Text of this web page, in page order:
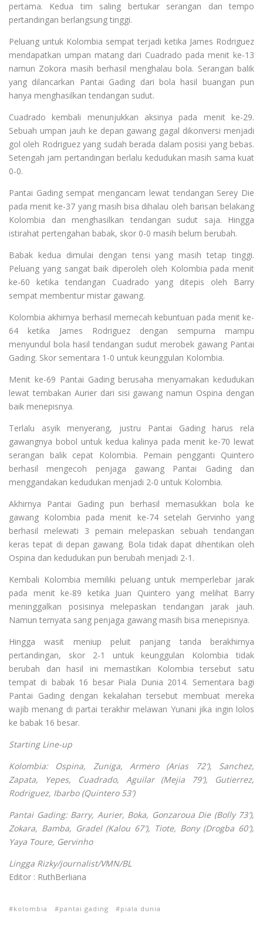
pertama. Kedua tim saling bertukar serangan dan tempo
pertandingan berlangsung tinggi.
Peluang untuk Kolombia sempat terjadi ketika James Rodriguez
mendapatkan umpan matang dari Cuadrado pada menit ke-13
namun Zokora masih berhasil menghalau bola. Serangan balik
yang dilancarkan Pantai Gading dari bola hasil buangan pun
hanya menghasilkan tendangan sudut.
Cuadrado kembali menunjukkan aksinya pada menit ke-29.
Sebuah umpan jauh ke depan gawang gagal dikonversi menjadi
gol oleh Rodriguez yang sudah berada dalam posisi yang bebas.
Setengah jam pertandingan berlalu kedudukan masih sama kuat
0-0.
Pantai Gading sempat mengancam lewat tendangan Serey Die
pada menit ke-37 yang masih bisa dihalau oleh barisan belakang
Kolombia dan menghasilkan tendangan sudut saja. Hingga
istirahat pertengahan babak, skor 0-0 masih belum berubah.
Babak kedua dimulai dengan tensi yang masih tetap tinggi.
Peluang yang sangat baik diperoleh oleh Kolombia pada menit
ke-60 ketika tendangan Cuadrado yang ditepis oleh Barry
sempat membentur mistar gawang.
Kolombia akhirnya berhasil memecah kebuntuan pada menit ke-
64 ketika James Rodriguez dengan sempurna mampu
menyundul bola hasil tendangan sudut merobek gawang Pantai
Gading. Skor sementara 1-0 untuk keunggulan Kolombia.
Menit ke-69 Pantai Gading berusaha menyamakan kedudukan
lewat tembakan Aurier dari sisi gawang namun Ospina dengan
baik menepisnya.
Terlalu asyik menyerang, justru Pantai Gading harus rela
gawangnya bobol untuk kedua kalinya pada menit ke-70 lewat
serangan balik cepat Kolombia. Pemain pengganti Quintero
berhasil mengecoh penjaga gawang Pantai Gading dan
menggandakan kedudukan menjadi 2-0 untuk Kolombia.
Akhirnya Pantai Gading pun berhasil memasukkan bola ke
gawang Kolombia pada menit ke-74 setelah Gervinho yang
berhasil melewati 3 pemain melepaskan sebuah tendangan
keras tepat di depan gawang. Bola tidak dapat dihentikan oleh
Ospina dan kedudukan pun berubah menjadi 2-1.
Kembali Kolombia memiliki peluang untuk memperlebar jarak
pada menit ke-89 ketika Juan Quintero yang melihat Barry
meninggalkan posisinya melepaskan tendangan jarak jauh.
Namun ternyata sang penjaga gawang masih bisa menepisnya.
Hingga wasit meniup peluit panjang tanda berakhirnya
pertandingan, skor 2-1 untuk keunggulan Kolombia tidak
berubah dan hasil ini memastikan Kolombia tersebut satu
tempat di babak 16 besar Piala Dunia 2014. Sementara bagi
Pantai Gading dengan kekalahan tersebut membuat mereka
wajib menang di partai terakhir melawan Yunani jika ingin lolos
ke babak 16 besar.
Starting Line-up
Kolombia: Ospina, Zuniga, Armero (Arias 72′), Sanchez,
Zapata, Yepes, Cuadrado, Aguilar (Mejia 79′), Gutierrez,
Rodriguez, Ibarbo (Quintero 53′)
Pantai Gading: Barry, Aurier, Boka, Gonzaroua Die (Bolly 73′),
Zokara, Bamba, Gradel (Kalou 67′), Tiote, Bony (Drogba 60′),
Yaya Toure, Gervinho
Lingga Rizky/journalist/VMN/BL
Editor : RuthBerliana
kolombia pantai gading piala dunia